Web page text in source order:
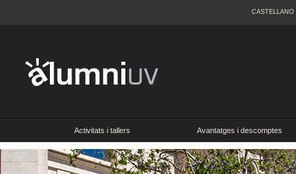
CASTELLANO
Activitats i tallers Avantatges i descomptes